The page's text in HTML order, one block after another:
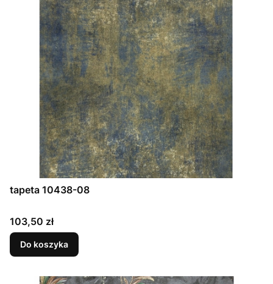
tapeta 10438-08
Cena
103,50 zł
Do koszyka